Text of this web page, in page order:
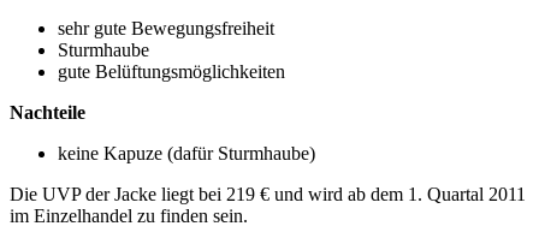
sehr gute Bewegungsfreiheit
Sturmhaube
gute Belüftungsmöglichkeiten
Nachteile
keine Kapuze (dafür Sturmhaube)
Die UVP der Jacke liegt bei 219 € und wird ab dem 1. Quartal 2011
im Einzelhandel zu finden sein.